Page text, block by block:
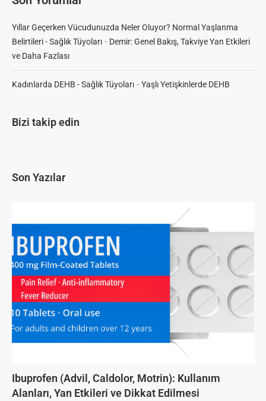
Yıllar Geçerken Vücudunuzda Neler Oluyor? Normal Yaşlanma
Belirtileri - Sağlık Tüyoları - Demir: Genel Bakış, Takviye Yan Etkileri
ve Daha Fazlası
Kadınlarda DEHB - Sağlık Tüyoları - Yaşlı Yetişkinlerde DEHB
Bizi takip edin
Son Yazılar
Ibuprofen (Advil, Caldolor, Motrin): Kullanım
Alanları, Yan Etkileri ve Dikkat Edilmesi